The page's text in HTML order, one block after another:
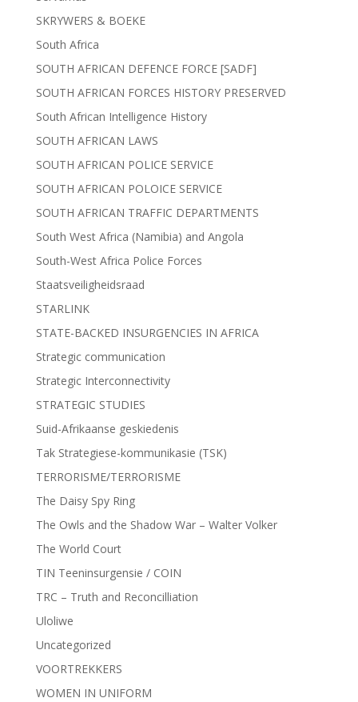
SKRYWERS & BOEKE
South Africa
SOUTH AFRICAN DEFENCE FORCE [SADF]
SOUTH AFRICAN FORCES HISTORY PRESERVED
South African Intelligence History
SOUTH AFRICAN LAWS
SOUTH AFRICAN POLICE SERVICE
SOUTH AFRICAN POLOICE SERVICE
SOUTH AFRICAN TRAFFIC DEPARTMENTS
South West Africa (Namibia) and Angola
South-West Africa Police Forces
Staatsveiligheidsraad
STARLINK
STATE-BACKED INSURGENCIES IN AFRICA
Strategic communication
Strategic Interconnectivity
STRATEGIC STUDIES
Suid-Afrikaanse geskiedenis
Tak Strategiese-kommunikasie (TSK)
TERRORISME/TERRORISME
The Daisy Spy Ring
The Owls and the Shadow War – Walter Volker
The World Court
TIN Teeninsurgensie / COIN
TRC – Truth and Reconcilliation
Uloliwe
Uncategorized
VOORTREKKERS
WOMEN IN UNIFORM